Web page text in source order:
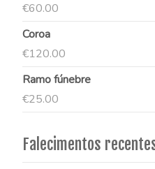
€60.00
Coroa
€120.00
Ramo fúnebre
€25.00
Falecimentos